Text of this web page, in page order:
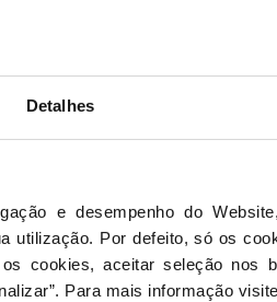
Detalhes
e desempenho do
utilização. Por defeito, só os
cookies, aceitar seleção nos
Para mais informação